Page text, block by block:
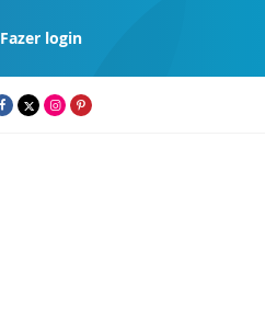
Fazer login